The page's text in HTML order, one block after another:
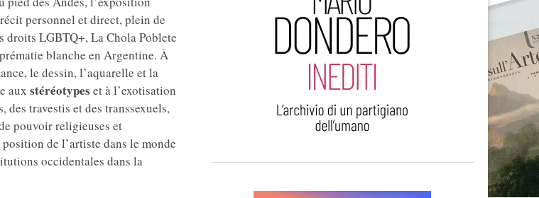
personnel et direct, plein de
droits LGBTQ+, La Chola Poblete
blanche en Argentine. À
le dessin, l’aquarelle et la
aux stéréotypes et à l’exotisation
travestis et des transsexuels,
pouvoir religieuses et
de l’artiste dans le monde
occidentales dans la